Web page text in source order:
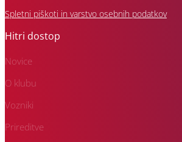
Spletni piškoti in varstvo osebnih podatkov
Hitri dostop
Novice
O klubu
Vozniki
Prireditve